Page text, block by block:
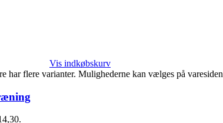
Vis indkøbskurv
har flere varianter. Mulighederne kan vælges på varesiden